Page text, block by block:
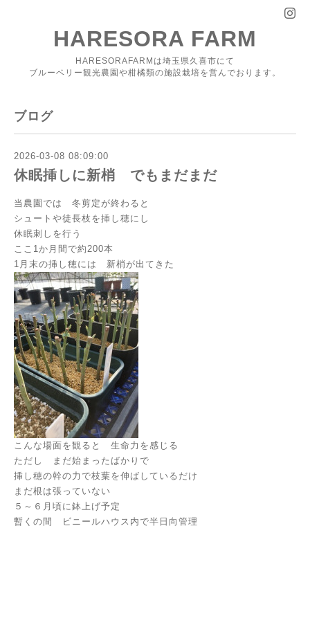
HARESORA FARM
HARESORAFARMは埼玉県久喜市にて
ブルーベリー観光農園や柑橘類の施設栽培を営んでおります。
ブログ
2026-03-08 08:09:00
休眠挿しに新梢 でもまだまだ
当農園では 冬剪定が終わると
シュートや徒長枝を挿し穂にし
休眠刺しを行う
ここ1か月間で約200本
1月末の挿し穂には 新梢が出てきた
こんな場面を観ると 生命力を感じる
ただし まだ始まったばかりで
挿し穂の幹の力で枝葉を伸ばしているだけ
まだ根は張っていない
５～６月頃に鉢上げ予定
暫くの間 ビニールハウス内で半日向管理